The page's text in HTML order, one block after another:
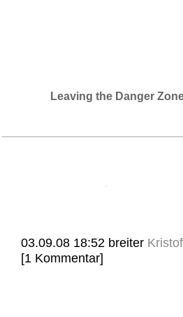
Leaving the Danger
03.09.08 18:52 breiter Kristof
[1 Kommentar]